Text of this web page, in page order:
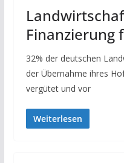
Finanzierung
32% der deutschen
der Übernahme ihres
vergütet und vor
Weiterlesen